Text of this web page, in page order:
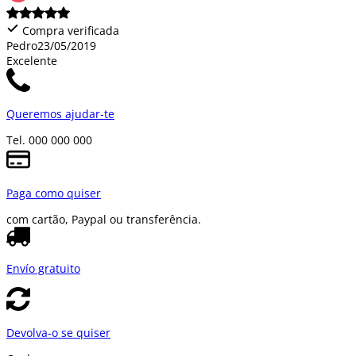
Compra verificada
Pedro23/05/2019
Excelente
Queremos ajudar-te
Tel. 000 000 000
Paga como quiser
com cartão, Paypal ou transferência.
Envío gratuito
Devolva-o se quiser